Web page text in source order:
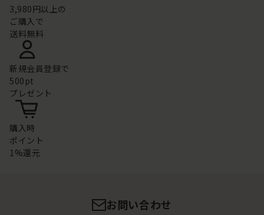
3,980円以上の
ご購入で
送料無料
新規会員登録で
500pt
プレゼント
購入時
ポイント
1%還元
お問い合わせ